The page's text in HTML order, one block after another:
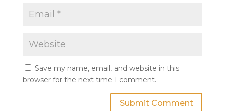
Save my name, email, and website in this
browser for the next time I comment.